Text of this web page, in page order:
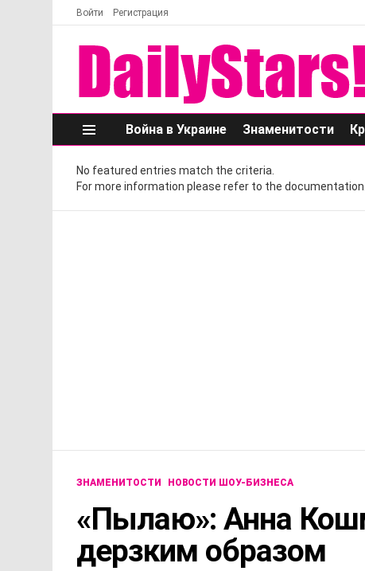
Войти Регистрация
Меню
Война в Украине Знаменитости
No featured entries match the criteria.
For more information please refer to the documentation.
ЗНАМЕНИТОСТИ НОВОСТИ ШОУ-БИЗНЕСА
«Пылаю»: Анна
дерзким образом